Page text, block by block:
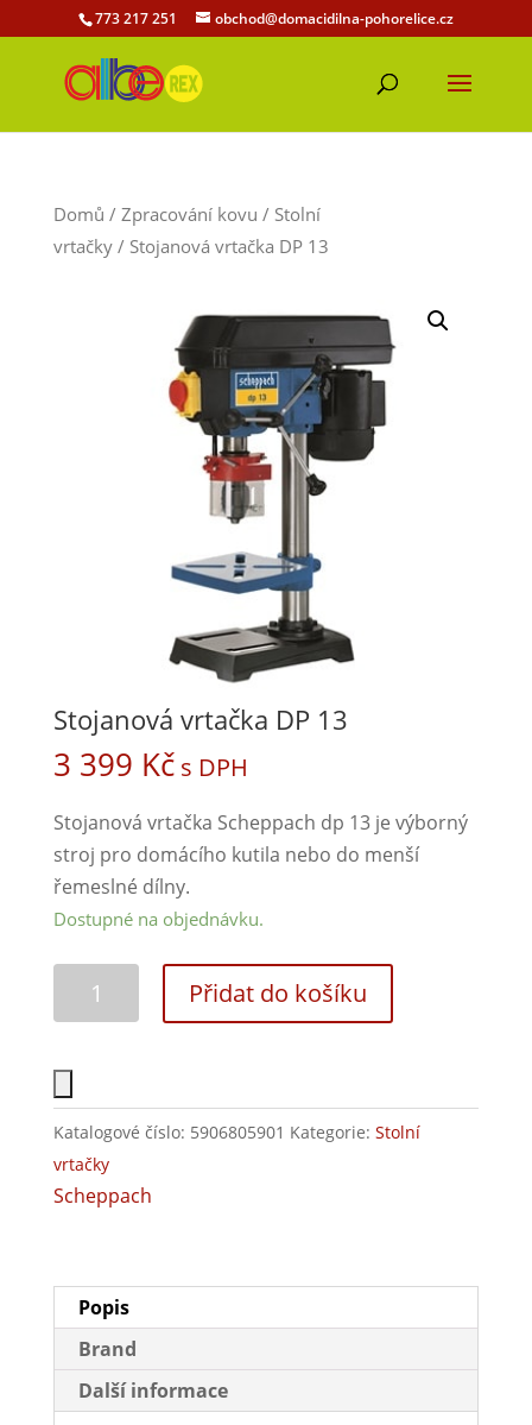
773 217 251 obchod@domacidilna-pohorelice.cz
Domů / Zpracování kovu / Stolní
vrtačky/ Stojanová vrtačka DP 13
Stojanová vrtačka DP 13
3 399 Kč s DPH
Stojanová vrtačka Scheppach dp 13 je výborný
stroj pro domácího kutila nebo do menší
řemeslné dílny.
Dostupné na objednávku.
Přidat do košíku
Katalogové číslo: 5906805901 Kategorie: Stolní
vrtačky
Scheppach
Popis
Brand
Další informace